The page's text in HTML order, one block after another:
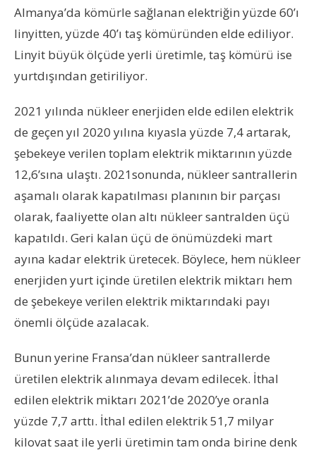
Almanya’da kömürle sağlanan elektriğin yüzde 60’ı
linyitten, yüzde 40’ı taş kömüründen elde ediliyor.
Linyit büyük ölçüde yerli üretimle, taş kömürü ise
yurtdışından getiriliyor.
2021 yılında nükleer enerjiden elde edilen elektrik
de geçen yıl 2020 yılına kıyasla yüzde 7,4 artarak,
şebekeye verilen toplam elektrik miktarının yüzde
12,6’sına ulaştı. 2021sonunda, nükleer santrallerin
aşamalı olarak kapatılması planının bir parçası
olarak, faaliyette olan altı nükleer santralden üçü
kapatıldı. Geri kalan üçü de önümüzdeki mart
ayına kadar elektrik üretecek. Böylece, hem nükleer
enerjiden yurt içinde üretilen elektrik miktarı hem
de şebekeye verilen elektrik miktarındaki payı
önemli ölçüde azalacak.
Bunun yerine Fransa’dan nükleer santrallerde
üretilen elektrik alınmaya devam edilecek. İthal
edilen elektrik miktarı 2021’de 2020’ye oranla
yüzde 7,7 arttı. İthal edilen elektrik 51,7 milyar
kilovat saat ile yerli üretimin tam onda birine denk